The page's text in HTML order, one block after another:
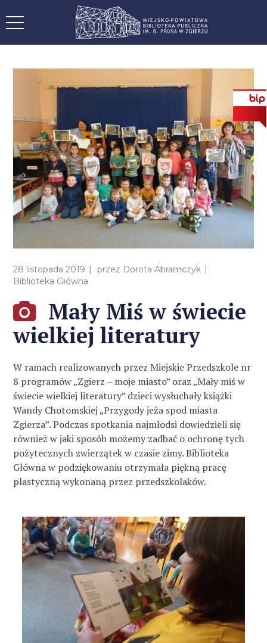
28 listopada 2019 przez Dorota Abramczyk
Biblioteka Główna
Mały Miś w świecie
wielkiej literatury
W ramach realizowanych przez Miejskie Przedszkole nr
8 programów „Zgierz – moje miasto” oraz „Mały miś w
świecie wielkiej literatury” dzieci wysłuchały książki
Wandy Chotomskiej „Przygody jeża spod miasta
Zgierza”. Podczas spotkania najmłodsi dowiedzieli się
również w jaki sposób możemy zadbać o ochronę tych
pożytecznych zwierzątek w czasie zimy. Biblioteka
Główna w podziękowaniu otrzymała piękną pracę
plastyczną wykonaną przez przedszkolaków.